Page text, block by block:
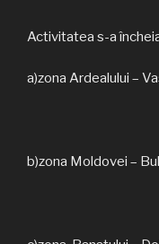
Activitatea s-a
a)zona Ardealului –
b)zona Moldovei –